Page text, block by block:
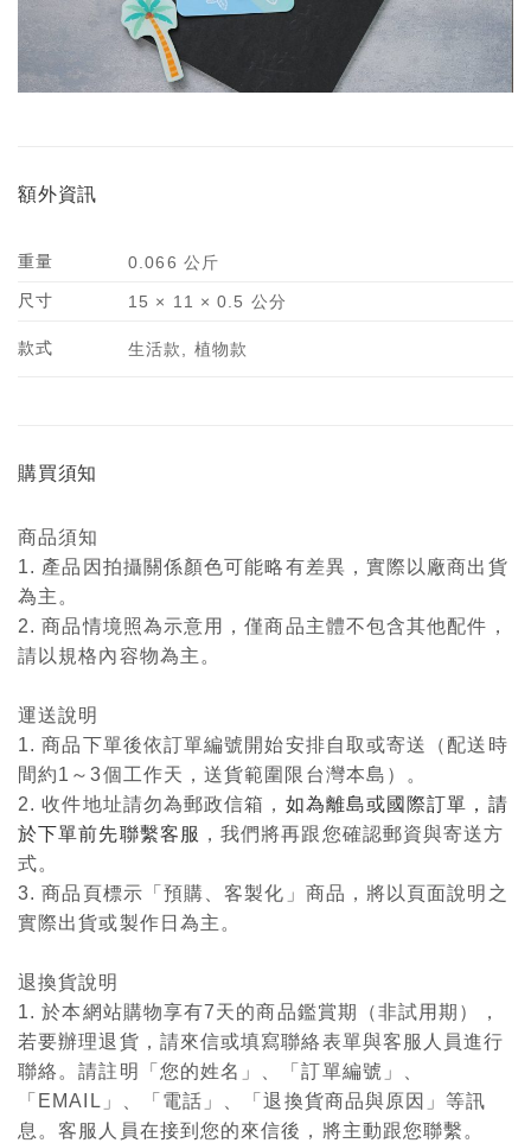
額外資訊
重量
0.066 公斤
尺寸
15 × 11 × 0.5 公分
款式 生活款, 植物款
購買須知
商品須知
1. 產品因拍攝關係顏色可能略有差異，實際以廠商出貨
為主。
2. 商品情境照為示意用，僅商品主體不包含其他配件，
請以規格內容物為主。
運送說明
1. 商品下單後依訂單編號開始安排自取或寄送（配送時
間約1～3個工作天，送貨範圍限台灣本島）。
2. 收件地址請勿為郵政信箱， 如為離島或國際訂單，請
於下單前先聯繫客服 ，我們將再跟您確認郵資與寄送方
式。
3. 商品頁標示「預購、客製化」商品，將以頁面說明之
實際出貨或製作日為主。
退換貨說明
1. 於本網站購物享有7天的商品鑑賞期（非試用期），
若要辦理退貨，請來信或填寫聯絡表單與客服人員進行
聯絡。請註明「您的姓名」、「訂單編號」、
「EMAIL」、「電話」、「退換貨商品與原因」等訊
息。客服人員在接到您的來信後，將主動跟您聯繫。